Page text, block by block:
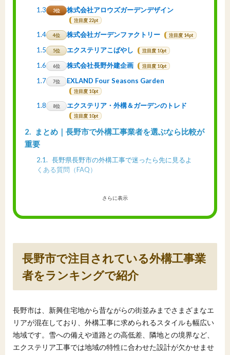
1.3 3位 株式会社アロウズガーデンデザイン
注目度 22pt
1.4 4位 株式会社ガーデンファクトリー 注目度 14pt
1.5 5位 エクステリアこばやし 注目度 10pt
1.6 6位 株式会社長野外建企画 注目度 10pt
1.7 7位 EXLAND Four Seasons Garden
注目度 10pt
1.8 8位 エクステリア・外構＆ガーデンのトレド
注目度 10pt
2
まとめ｜長野市で外構工事業者を選ぶなら比較が
重要
2.1
長野県長野市の外構工事で迷ったら先に見るよ
くある質問（FAQ）
さらに表示
長野市で注目されている外構工事業
者をランキングで紹介
長野市は、新興住宅地から昔ながらの街並みまでさまざまなエ
リアが混在しており、外構工事に求められるスタイルも幅広い
地域です。雪への備えや道路との高低差、隣地との境界など、
エクステリア工事では地域の特性に合わせた設計が欠かせませ